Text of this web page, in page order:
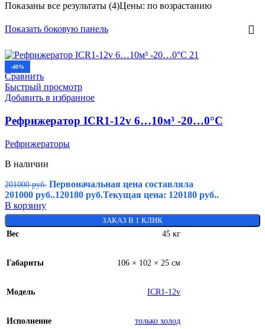
Показаны все результаты (4)Цены: по возрастанию
Показать боковую панель
-40%
Сравнить
Быстрый просмотр
Добавить в избранное
Рефрижератор ICR1-12v 6…10м³ -20…0°C
Рефрижераторы
В наличии
201000руб. Первоначальная цена составляла
201000 руб..120180 руб.Текущая цена: 120180 руб..
В корзину
ЗАКАЗ В 1 КЛИК
Вес 45 кг
Габариты 106 × 102 × 25 см
Модель ICR1-12v
Исполнение только холод